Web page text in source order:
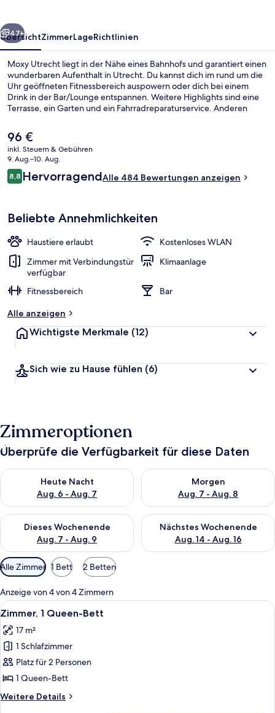
Weiter
47+
ÜbersichtZimmerLageRichtlinien
Moxy Utrecht liegt in der Nähe eines Bahnhofs und garantiert einen
wunderbaren Aufenthalt in Utrecht. Du kannst dich im rund um die
Uhr geöffneten Fitnessbereich auspowern oder dich bei einem
Drink in der Bar/Lounge entspannen. Weitere Highlights sind eine
Terrasse, ein Garten und ein Fahrradreparaturservice. Anderen
Zustand.
Der
aktuelle
Preis
beträgt
96 €.
96 €
inkl. Steuern & Gebühren
9. Aug.–10. Aug.
Bewertungen
8,88,8 von 10.
HervorragendAlle 484 Bewertungen anzeigen
Beliebte Annehmlichkeiten
Haustiere erlaubt
Kostenloses WLAN
Zimmer mit Verbindungstür
verfügbar
Klimaanlage
Fitnessbereich
Bar
Alle anzeigen
Wichtigste Merkmale (12)
Sich wie zu Hause fühlen (6)
Zimmeroptionen
Überprüfe die Verfügbarkeit für diese Daten
Heute Nacht
Aug. 6 - Aug. 7
Überprüfe die Verfügbarkeit für heute Nacht, Aug. 6 - Aug. 7.
Morgen
Aug. 7 - Aug. 8
Überprüfe die Verfügbarkeit
Dieses Wochenende
Aug. 7 - Aug. 9
Überprüfe die Verfügbarkeit für dieses Wochenende, Aug. 7
Nächstes Wochenende
Aug. 14 - Aug. 16
Überprüfe die Verfügbarkeit
Verfügbare
Filter
für
Zimmer
Alle Zimmer 1 Bett 2 Betten
Anzeige von 4 von 4 Zimmern
Alle
Fotos
für
Zimmer,
1
Queen-
Bett
anzeigen
Ein modernes Hotelzimmer mit
6
Zimmer, 1 Queen-Bett
17 m²
1 Schlafzimmer
Platz für 2 Personen
1 Queen-Bett
Weitere Details
Weitere